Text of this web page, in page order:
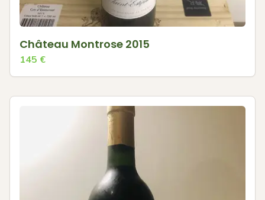
Château Montrose 2015
145 €